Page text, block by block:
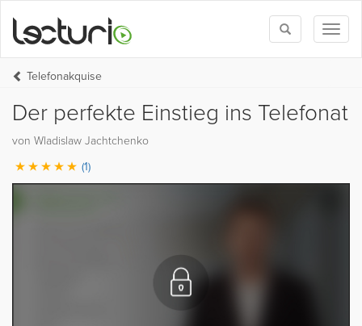
Toggle
search
Telefonakquise
Der perfekte Einstieg ins Telefonat
von Wladislaw Jachtchenko
(1)